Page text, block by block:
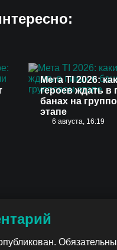
Мета TI 2026:
героев ждать в
банах на
этапе
6 августа, 16:19